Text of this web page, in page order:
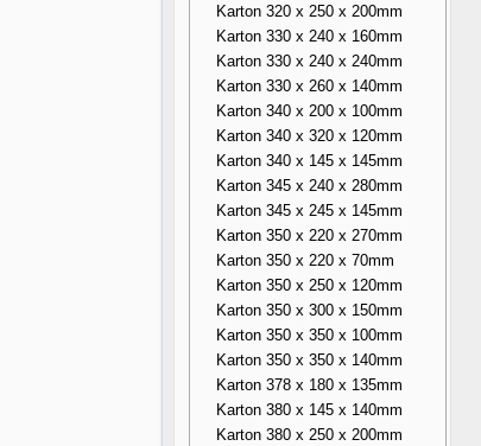
Karton 320 x 250 x 200mm
Karton 330 x 240 x 160mm
Karton 330 x 240 x 240mm
Karton 330 x 260 x 140mm
Karton 340 x 200 x 100mm
Karton 340 x 320 x 120mm
Karton 340 x 145 x 145mm
Karton 345 x 240 x 280mm
Karton 345 x 245 x 145mm
Karton 350 x 220 x 270mm
Karton 350 x 220 x 70mm
Karton 350 x 250 x 120mm
Karton 350 x 300 x 150mm
Karton 350 x 350 x 100mm
Karton 350 x 350 x 140mm
Karton 378 x 180 x 135mm
Karton 380 x 145 x 140mm
Karton 380 x 250 x 200mm